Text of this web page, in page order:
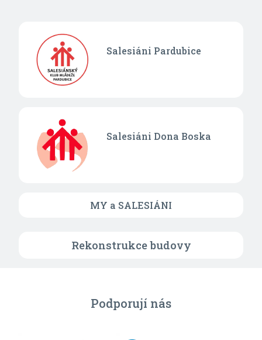
Salesiáni Pardubice
Salesiáni Dona Boska
MY a SALESIÁNI
Rekonstrukce budovy
Podporují nás